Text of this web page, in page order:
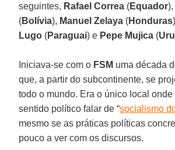
seguintes, Rafael Correa (Equador),
(Bolívia), Manuel Zelaya (Honduras
Lugo (Paraguai) e Pepe Mujica (
Iniciava-se com o FSM uma década
que, a partir do subcontinente, se
todo o mundo. Era o único local
sentido político falar de “socialismo
mesmo se as práticas políticas
pouco a ver com os discursos.